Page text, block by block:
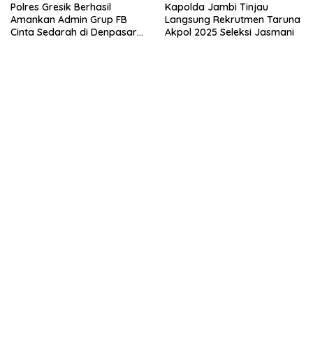
Polres Gresik Berhasil
Amankan Admin Grup FB
Cinta Sedarah di Denpasar
Kapolda Jambi Tinjau
Langsung Rekrutmen Taruna
Akpol 2025 Seleksi Jasmani